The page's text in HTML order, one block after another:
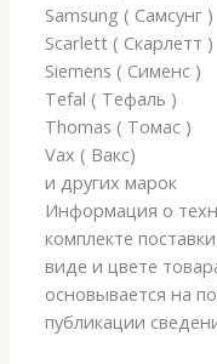
Samsung ( Самсунг )
Scarlett ( Скарлетт )
Siemens ( Сименс )
Tefal ( Тефаль )
Thomas ( Томас )
Vax ( Вакс)
и других марок
Информация о
комплекте
виде и цвете
основывается на
публикации